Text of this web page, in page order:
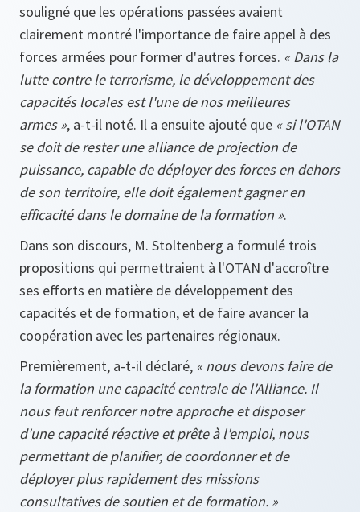
souligné que les opérations passées avaient
clairement montré l'importance de faire appel à des
forces armées pour former d'autres forces. « Dans la
lutte contre le terrorisme, le développement des
capacités locales est l'une de nos meilleures
armes », a-t-il noté. Il a ensuite ajouté que « si l'OTAN
se doit de rester une alliance de projection de
puissance, capable de déployer des forces en dehors
de son territoire, elle doit également gagner en
efficacité dans le domaine de la formation ».
Dans son discours, M. Stoltenberg a formulé trois
propositions qui permettraient à l'OTAN d'accroître
ses efforts en matière de développement des
capacités et de formation, et de faire avancer la
coopération avec les partenaires régionaux.
Premièrement, a-t-il déclaré, « nous devons faire de
la formation une capacité centrale de l'Alliance. Il
nous faut renforcer notre approche et disposer
d'une capacité réactive et prête à l'emploi, nous
permettant de planifier, de coordonner et de
déployer plus rapidement des missions
consultatives de soutien et de formation. »